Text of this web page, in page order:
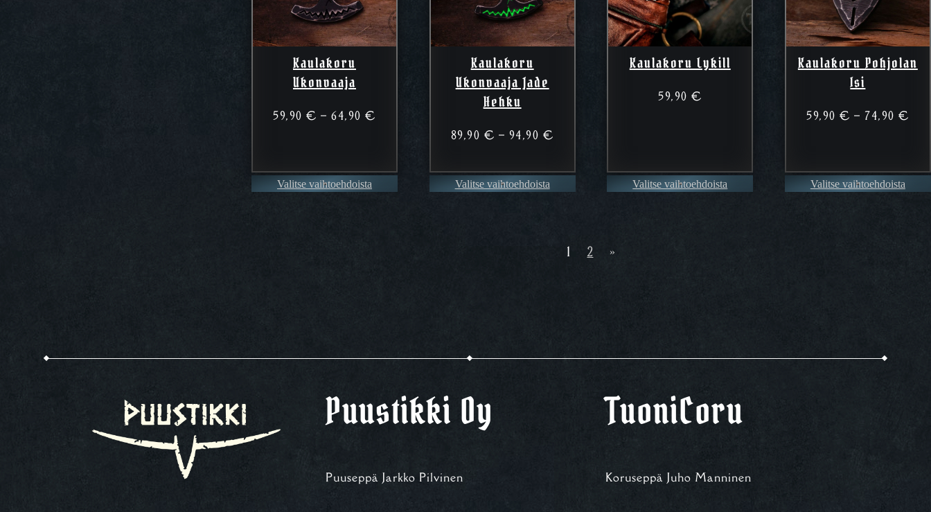
Kaulakoru
Ukonvaaja
59,90€ – 64,90€
Valitse vaihtoehdoista
Kaulakoru
Ukonvaaja Jade
Hehku
89,90 € – 94,90 €
–
Valitse vaihtoehdoista
Kaulakoru Lykill
59,90 €
Valitse vaihtoehdoista
Kaulakoru Pohjolan
Isi
59,90€ – 74,90€
Valitse vaihtoehdoista
1 2 »
Puustikki Oy
Puuseppä Jarkko Pilvinen
TuoniCoru
Koruseppä Juho Manninen